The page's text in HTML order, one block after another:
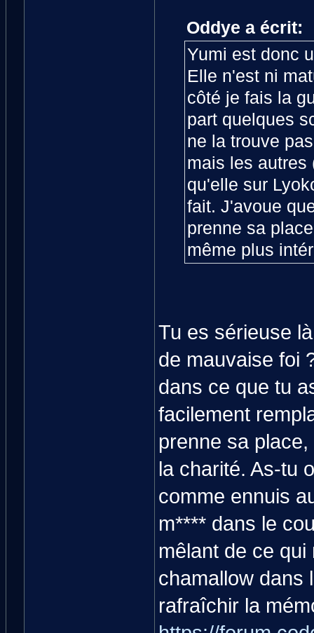
Oddye a écrit:
Yumi est donc
Elle n'est ni
côté je fais la
part quelques
ne la trouve
mais les autres
qu'elle sur
fait. J'avoue
prenne sa
même plus
Tu es sérieuse
de mauvaise foi
dans ce que tu
facilement
prenne sa place,
la charité. As-tu
comme ennuis
m**** dans le
mêlant de ce
chamallow dans
rafraîchir la